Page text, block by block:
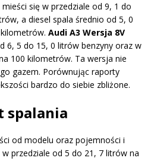
się w przedziale od 9, 1 do
a diesel spala średnio od 5, 0
Audi A3 Wersja 8V
6, 5 do 15, 0 litrów benzyny oraz w
100 kilometrów. Ta wersja nie
gazem. Porównując raporty
bardzo do siebie zbliżone.
spalania
od modelu oraz pojemności i
przedziale od 5 do 21, 7 litrów na